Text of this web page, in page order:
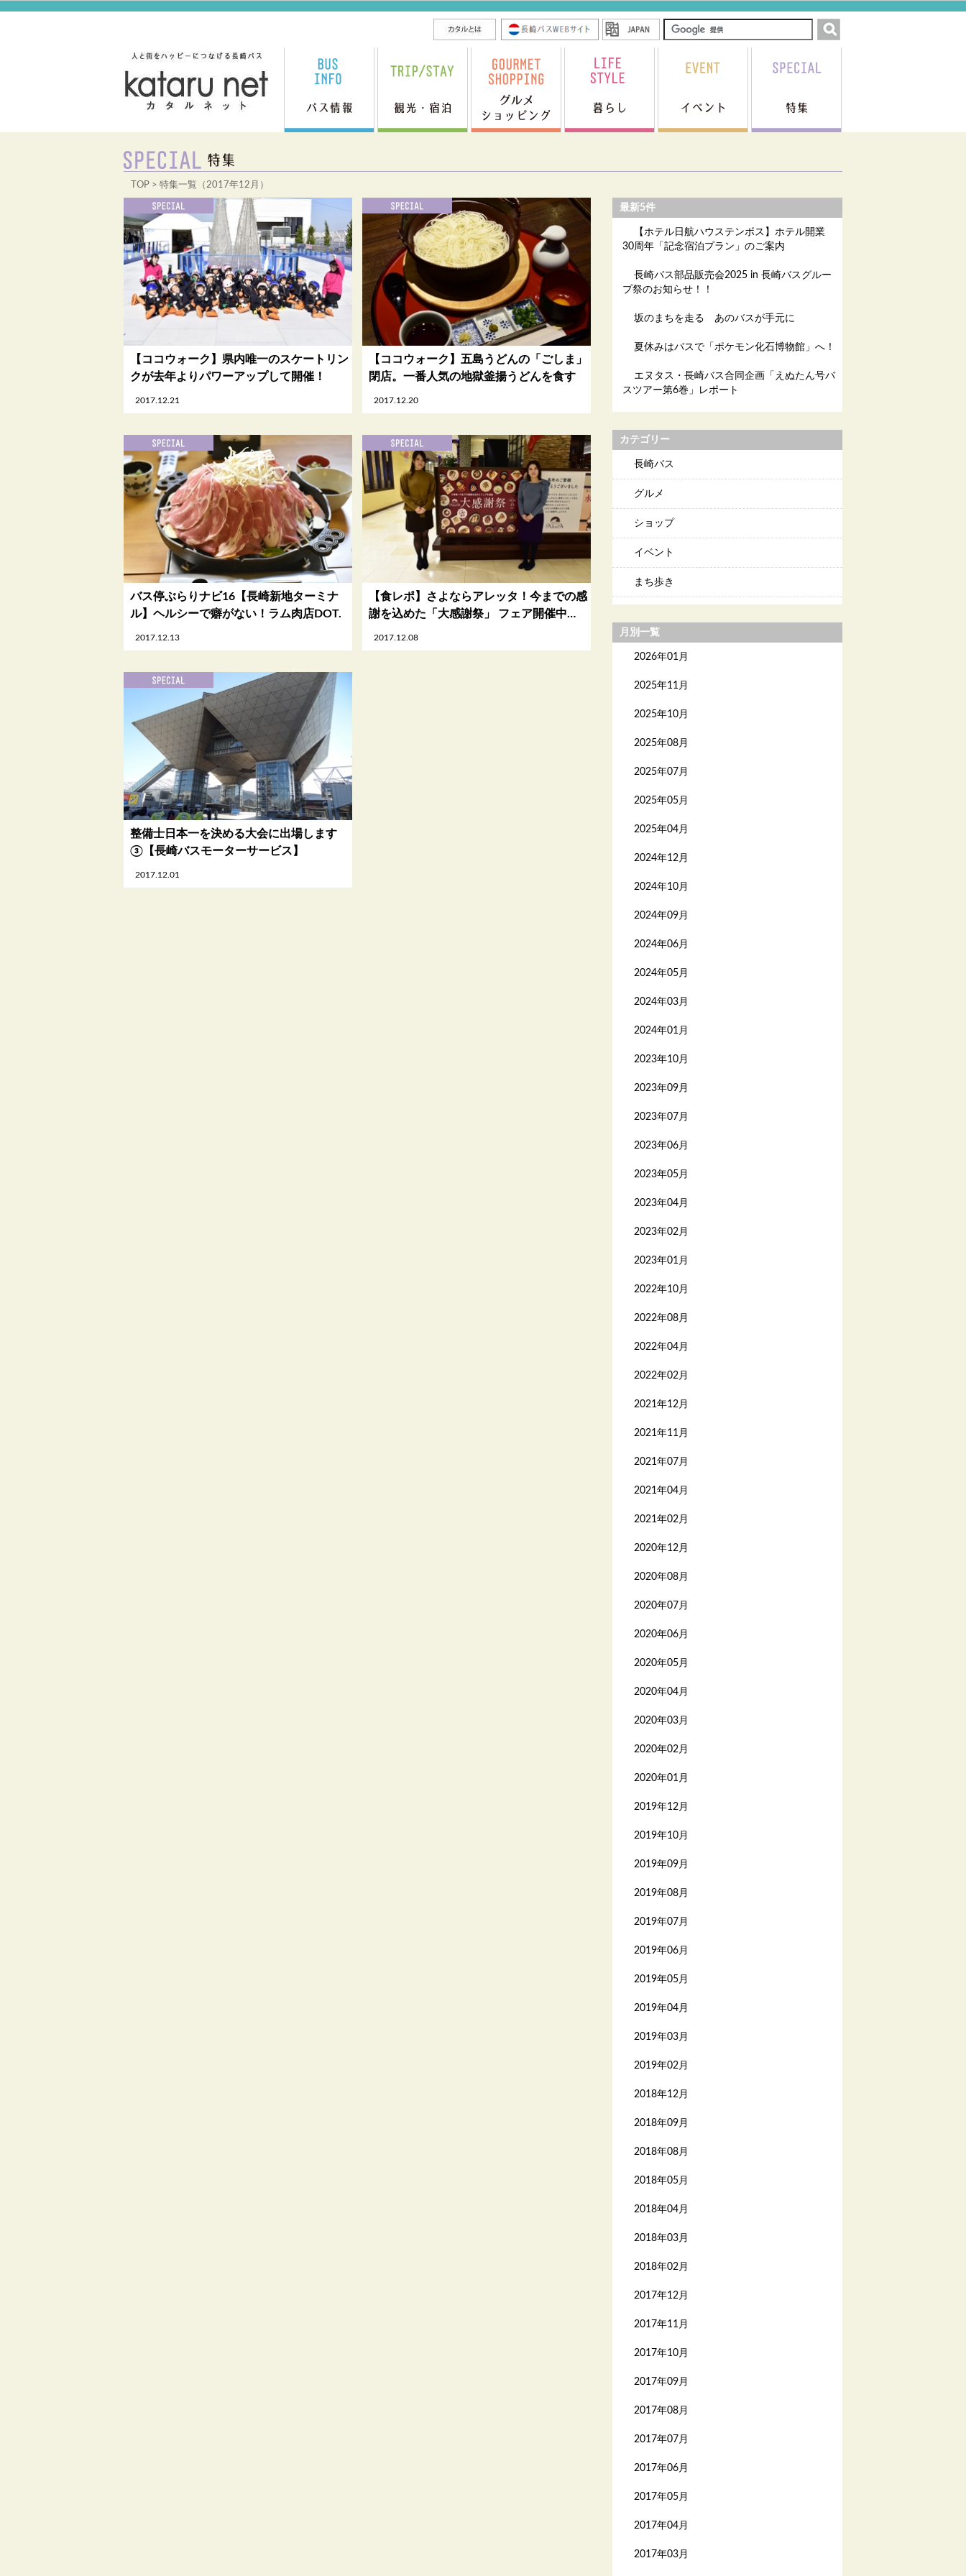
TOP > 特集一覧（2017年12月）
2017.12.21
【ココウォーク】県内唯一のスケートリン
クが去年よりパワーアップして開催！
2017.12.20
【ココウォーク】五島うどんの「ごしま」
閉店。一番人気の地獄釜揚うどんを食す
2017.12.13
バス停ぶらりナビ16【長崎新地ターミナ
ル】ヘルシーで癖がない！ラム肉店DOT.
2017.12.08
【食レポ】さよならアレッタ！今までの感
謝を込めた「大感謝祭」 フェア開催中…
2017.12.01
整備士日本一を決める大会に出場します
③【長崎バスモーターサービス】
最新5件
【ホテル日航ハウステンボス】ホテル開業
30周年「記念宿泊プラン」のご案内
長崎バス部品販売会2025 in 長崎バスグルー
プ祭のお知らせ！！
坂のまちを走る あのバスが手元に
夏休みはバスで「ポケモン化石博物館」へ！
エヌタス・長崎バス合同企画「えぬたん号バ
スツアー第6巻」レポート
カテゴリー
長崎バス
グルメ
ショップ
イベント
まち歩き
月別一覧
2026年01月
2025年11月
2025年10月
2025年08月
2025年07月
2025年05月
2025年04月
2024年12月
2024年10月
2024年09月
2024年06月
2024年05月
2024年03月
2024年01月
2023年10月
2023年09月
2023年07月
2023年06月
2023年05月
2023年04月
2023年02月
2023年01月
2022年10月
2022年08月
2022年04月
2022年02月
2021年12月
2021年11月
2021年07月
2021年04月
2021年02月
2020年12月
2020年08月
2020年07月
2020年06月
2020年05月
2020年04月
2020年03月
2020年02月
2020年01月
2019年12月
2019年10月
2019年09月
2019年08月
2019年07月
2019年06月
2019年05月
2019年04月
2019年03月
2019年02月
2018年12月
2018年09月
2018年08月
2018年05月
2018年04月
2018年03月
2018年02月
2017年12月
2017年11月
2017年10月
2017年09月
2017年08月
2017年07月
2017年06月
2017年05月
2017年04月
2017年03月